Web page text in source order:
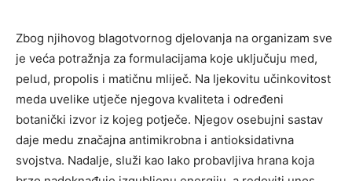
Zbog njihovog blagotvornog djelovanja na organizam sve
je veća potražnja za formulacijama koje uključuju med,
pelud, propolis i matičnu mliječ. Na ljekovitu učinkovitost
meda uvelike utječe njegova kvaliteta i određeni
botanički izvor iz kojeg potječe. Njegov osebujni sastav
daje medu značajna antimikrobna i antioksidativna
svojstva. Nadalje, služi kao lako probavljiva hrana koja